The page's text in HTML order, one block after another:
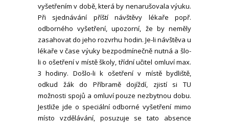
vyšetřením v době, která by nenarušovala výuku.
Při sjednávání příští návštěvy lékaře popř.
odborného vyšetření, upozorní, že by neměly
zasahovat do jeho rozvrhu hodin. Je-li návštěva u
lékaře v čase výuky bezpodmínečně nutná a šlo-
li o ošetření v místě školy, třídní učitel omluví max.
3 hodiny. Došlo-li k ošetření v místě bydliště,
odkud žák do Příbramě dojíždí, zjistí si TU
možnosti spojů a omluví pouze nezbytnou dobu.
Jestliže jde o speciální odborné vyšetření mimo
místo vzdělávání, posuzuje se tato absence